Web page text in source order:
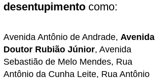
desentupimento como:
​Avenida Antônio de Andrade, Avenida
Doutor Rubião Júnior, Avenida
Sebastião de Melo Mendes, Rua
Antônio da Cunha Leite, Rua Antônio